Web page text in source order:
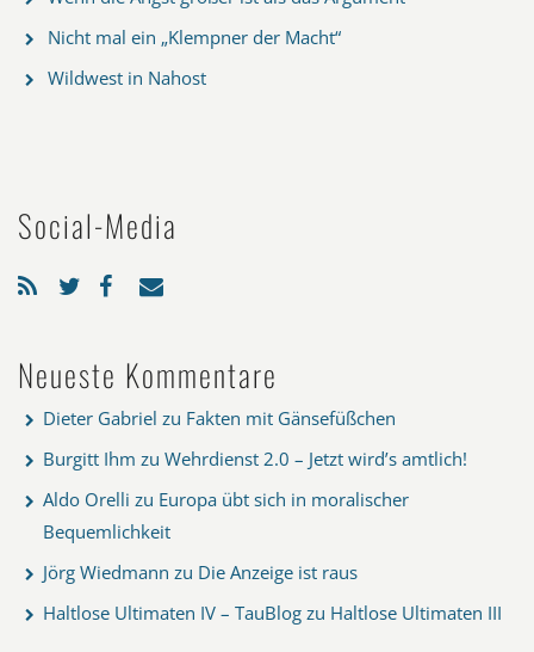
Nicht mal ein „Klempner der Macht“
Wildwest in Nahost
Social-Media
Neueste Kommentare
Dieter Gabriel zu Fakten mit Gänsefüßchen
Burgitt Ihm zu Wehrdienst 2.0 – Jetzt wird’s amtlich!
Aldo Orelli zu Europa übt sich in moralischer
Bequemlichkeit
Jörg Wiedmann zu Die Anzeige ist raus
Haltlose Ultimaten IV – TauBlog zu Haltlose Ultimaten III